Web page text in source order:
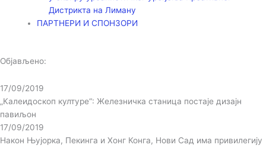
Дистрикта на Лиману
ПАРТНЕРИ И СПОНЗОРИ
Објављено:
17/09/2019
„Калеидоскоп културе“: Железничка станица постаје дизајн
павиљон
17/09/2019
Након Њујорка, Пекинга и Хонг Конга, Нови Сад има привилегију